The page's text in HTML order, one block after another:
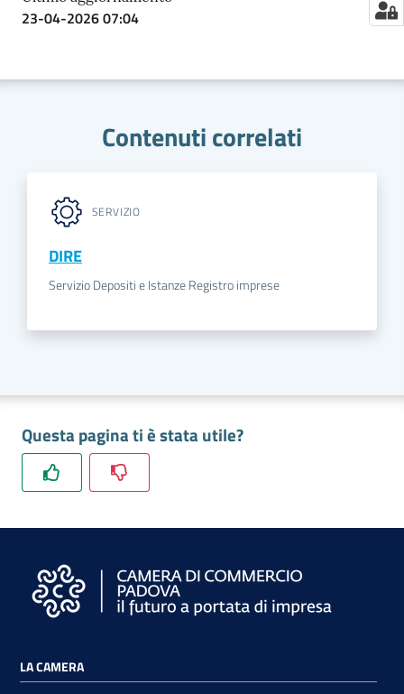
23-04-2026 07:04
Contenuti correlati
SERVIZIO
DIRE
Servizio Depositi e Istanze Registro imprese
Questa pagina ti è stata utile?
LA CAMERA